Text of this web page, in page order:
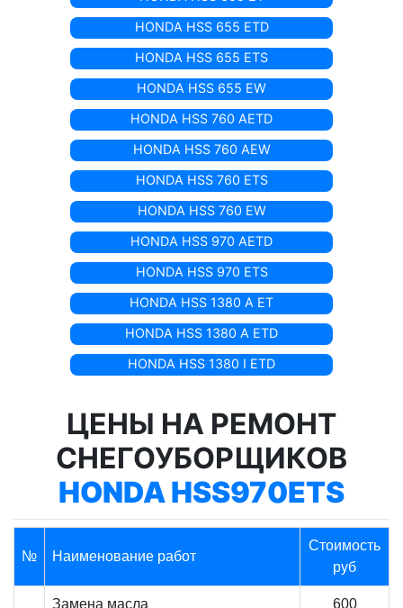
HONDA HSS 655 ETD
HONDA HSS 655 ETS
HONDA HSS 655 EW
HONDA HSS 760 AETD
HONDA HSS 760 AEW
HONDA HSS 760 ETS
HONDA HSS 760 EW
HONDA HSS 970 AETD
HONDA HSS 970 ETS
HONDA HSS 1380 A ET
HONDA HSS 1380 A ETD
HONDA HSS 1380 I ETD
ЦЕНЫ НА РЕМОНТ
СНЕГОУБОРЩИКОВ
HONDA HSS970ETS
№ Наименование работ
Стоимость
руб
Замена масла 600